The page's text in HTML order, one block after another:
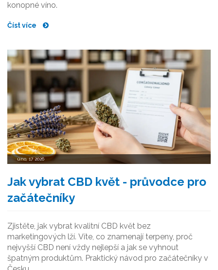
konopné víno.
Číst více
úno, 17 2026
Jak vybrat CBD květ - průvodce pro
začátečníky
Zjistěte, jak vybrat kvalitní CBD květ bez
marketingových lží. Víte, co znamenají terpeny, proč
nejvyšší CBD není vždy nejlepší a jak se vyhnout
špatným produktům. Praktický návod pro začátečníky v